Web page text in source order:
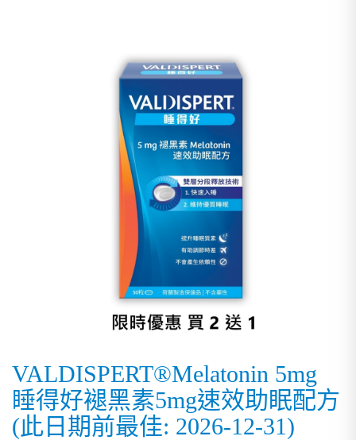
VALDISPERT®Melatonin 5mg
睡得好褪黑素5mg速效助眠配方
(此日期前最佳: 2026-12-31)